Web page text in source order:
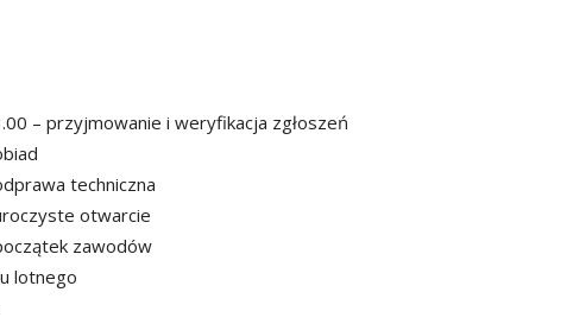
– przyjmowanie i weryfikacja zgłoszeń
techniczna
otwarcie
zawodów
lotnego